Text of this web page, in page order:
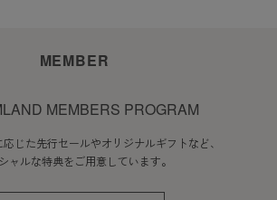
MEMBER
MEMBERS PROGRAM
じた先行セールやオリジナルギフトなど、
ャルな特典をご用意しています。